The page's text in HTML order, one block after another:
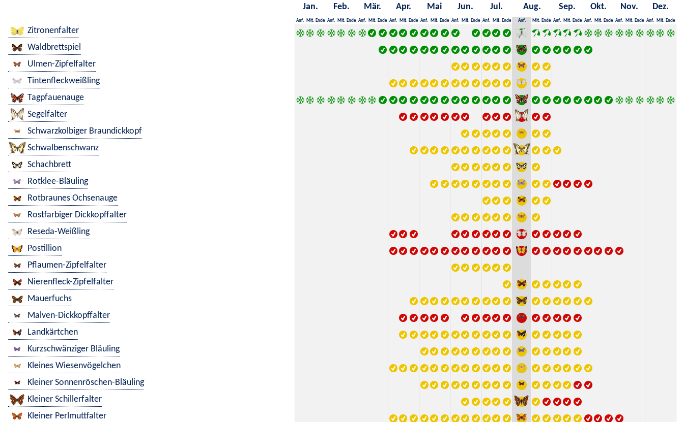
Jan. Feb. Mär. Apr. Mai Jun. Jul. Aug. Sep. Okt. Nov. Dez.
Anf. Mit. Ende Anf. Mit. Ende Anf. Mit. Ende Anf. Mit. Ende Anf. Mit. Ende Anf. Mit. Ende Anf. Mit. Ende Anf. Mit. Ende Anf. Mit. Ende Anf. Mit. Ende Anf. Mit. Ende Anf. Mit. Ende
Zitronenfalter
Waldbrettspiel
Ulmen-Zipfelfalter
Tintenfleckweißling
Tagpfauenauge
Segelfalter
Schwarzkolbiger Braundickkopf
Schwalbenschwanz
Schachbrett
Rotklee-Bläuling
Rotbraunes Ochsenauge
Rostfarbiger Dickkopffalter
Reseda-Weißling
Postillion
Pflaumen-Zipfelfalter
Nierenfleck-Zipfelfalter
Mauerfuchs
Malven-Dickkopffalter
Landkärtchen
Kurzschwänziger Bläuling
Kleines Wiesenvögelchen
Kleiner Sonnenröschen-Bläuling
Kleiner Schillerfalter
Kleiner Perlmuttfalter